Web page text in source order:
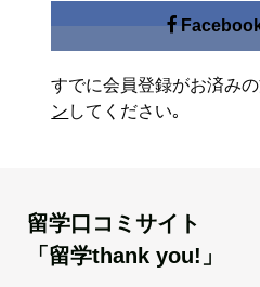
すでに会員登録がお済み
ン してください｡
留学口コミサイト
「留学thank you!」